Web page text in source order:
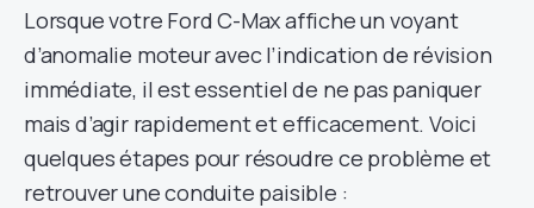
Lorsque votre Ford C-Max affiche un voyant
d’anomalie moteur avec l’indication de révision
immédiate, il est essentiel de ne pas paniquer
mais d’agir rapidement et efficacement. Voici
quelques étapes pour résoudre ce problème et
retrouver une conduite paisible :